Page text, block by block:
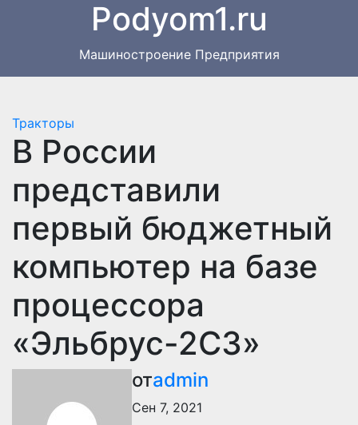
содержимому
Podyom1.ru
Машиностроение Предприятия
Тракторы
В России
представили
первый бюджетный
компьютер на базе
процессора
«Эльбрус-2С3»
отadmin
Сен 7, 2021